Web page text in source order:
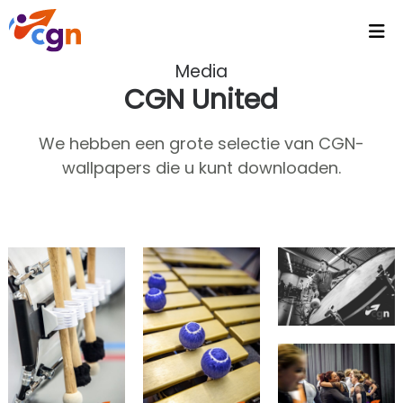
Headlines
CGN Video Vault
CGN Media - Podcasts
Wallpapers
Activiteiten
Media
CGN United
We hebben een grote selectie van CGN-
wallpapers die u kunt downloaden.